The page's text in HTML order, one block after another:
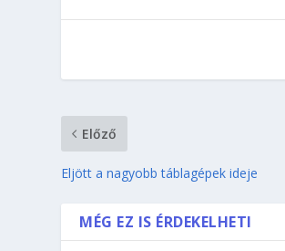
Előző
Eljött a nagyobb táblagépek ideje
MÉG EZ IS ÉRDEKELHETI